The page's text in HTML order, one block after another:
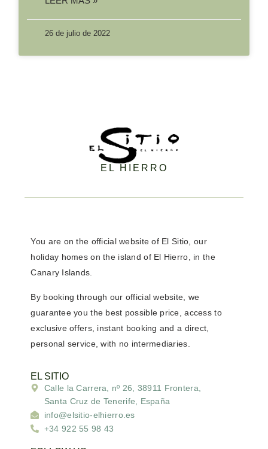
26 de julio de 2022
EL HIERRO
You are on the official website of El Sitio,our
holiday homes on the island of El Hierro, in the
Canary Islands.
By booking through our official website, we
guarantee you the best possible price , access to
exclusive offers, instant booking and a direct,
personal service, with no intermediaries.
EL SITIO
Calle la Carrera, nº 26, 38911 Frontera,
Santa Cruz de Tenerife, España
info@elsitio-elhierro.es
+34 922 55 98 43